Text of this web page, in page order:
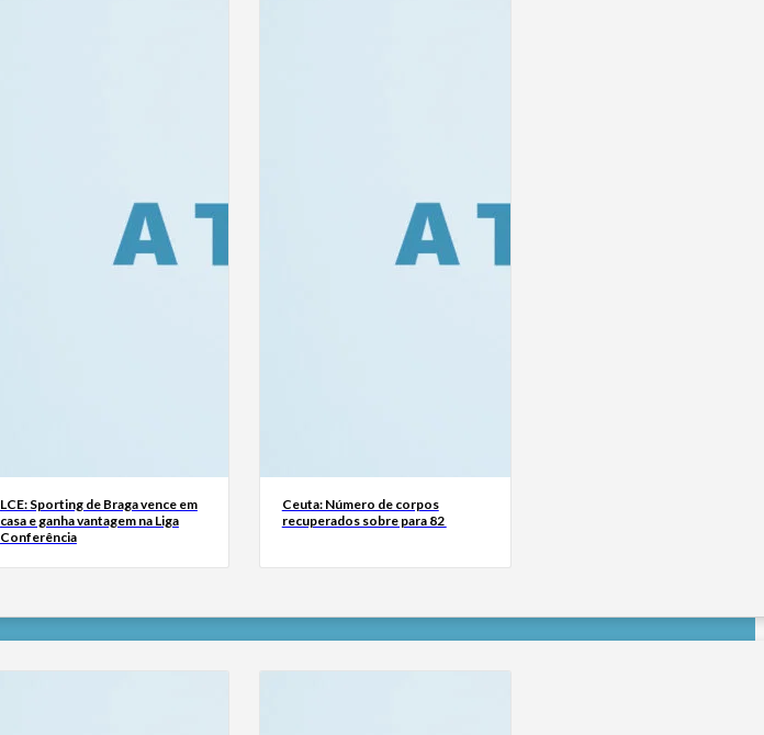
LCE: Sporting de Braga vence em
casa e ganha vantagem na Liga
Conferência
Ceuta: Número de corpos
recuperados sobre para 82